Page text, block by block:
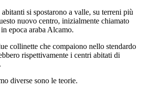
si spostarono a valle, su terreni più
nuovo centro, inizialmente chiamato
epoca araba Alcamo.
collinette che compaiono nello stendardo
rispettivamente i centri abitati di
diverse sono le teorie.